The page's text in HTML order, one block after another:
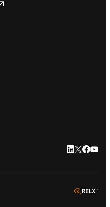
LinkedIn 새
Twitter 새